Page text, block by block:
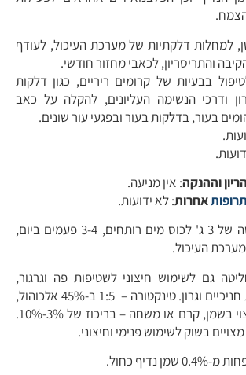
למחלות דלקתיות של מערכת העיכול, לעודף
והתריסריון, לכאבי מחזור חודשי.
בבעיות של קרומים ריריים, כגון דלקות
ודרכי הנשימה העליונים, להקלה על כאב
בעור, בדלקות בעור ובפגעי עור שונים.
וההנקה: אין מניעה.
תרופותאחרות: לא ידועות.
: חליטה של 3 ג' לכוס מים רותחים, 3-4 פעמים ביום,
העיכול.
גם לשימוש חיצוני לשטיפות פה וגרגור,
במקרים של דלקות חניכיים וגרון. טינקטורה – 1:5 ב-45% אלכוהול,
5-15 מ”ל ליום. מיצוי בשמן, קרם או משחה – בריכוז של 3%-10%.
בשוק לשימוש פנימי וחיצוני.
שמן נדיף כחול.